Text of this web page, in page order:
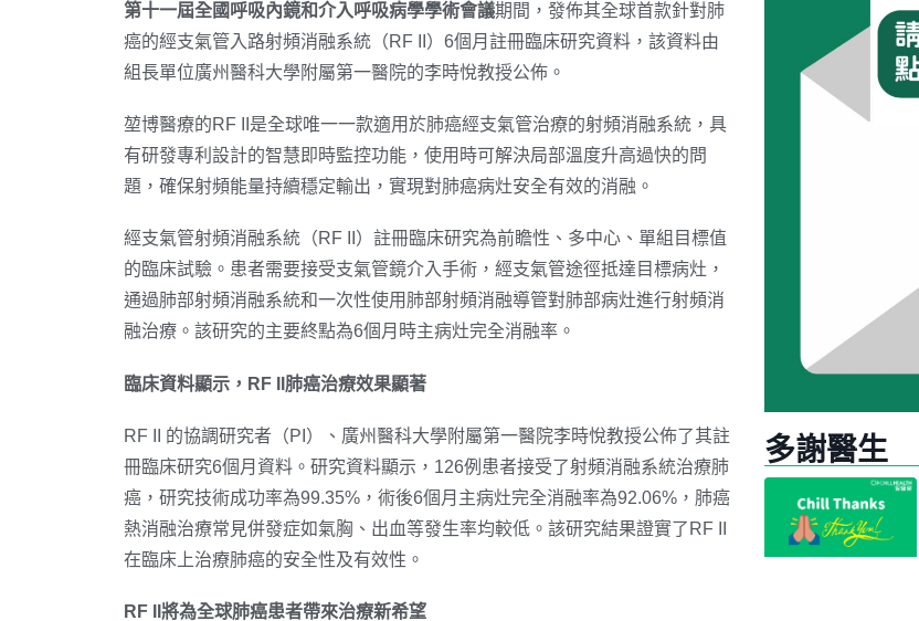
第十一屆全國呼吸內鏡和介入呼吸病學學術會議期間，發佈其全球首款針對肺
癌的經支氣管入路射頻消融系統（RF II）6個月註冊臨床研究資料，該資料由
組長單位廣州醫科大學附屬第一醫院的李時悅教授公佈。
堃博醫療的RF II是全球唯一一款適用於肺癌經支氣管治療的射頻消融系統，具
有研發專利設計的智慧即時監控功能，使用時可解決局部溫度升高過快的問
題，確保射頻能量持續穩定輸出，實現對肺癌病灶安全有效的消融。
經支氣管射頻消融系統（RF II）註冊臨床研究為前瞻性、多中心、單組目標值
的臨床試驗。患者需要接受支氣管鏡介入手術，經支氣管途徑抵達目標病灶，
通過肺部射頻消融系統和一次性使用肺部射頻消融導管對肺部病灶進行射頻消
融治療。該研究的主要終點為6個月時主病灶完全消融率。
臨床資料顯示， RF II肺癌治療效果顯著
RF II 的協調研究者（PI）、廣州醫科大學附屬第一醫院李時悅教授公佈了其註
冊臨床研究6個月資料。研究資料顯示，126例患者接受了射頻消融系統治療肺
癌，研究技術成功率為99.35%，術後6個月主病灶完全消融率為92.06% ， 肺癌
熱消融治療常見併發症如氣胸、出血等發生率均較低。該研究結果證實了RF II
在臨床上治療肺癌的安全性及有效性。
RF II 將為全球肺癌患者帶來治療新希望
多謝醫生